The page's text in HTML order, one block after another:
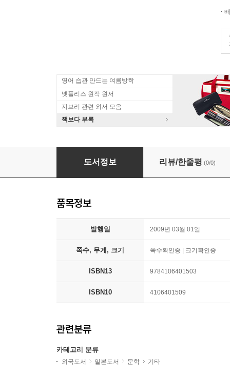
영어 습관 만드는 여름방학
넷플리스 원작 원서
지브리 관련 외서 모음
책보다 부록
安部公房全集 030
도서정보 리뷰/한줄평 (0/0)
품목정보
발행일 2009년 03월 01일
쪽수, 무게, 크기 쪽수확인중 | 크기확인중
ISBN13 9784106401503
ISBN10 4106401509
관련분류
카테고리 분류
외국도서 일본도서 문학 기타